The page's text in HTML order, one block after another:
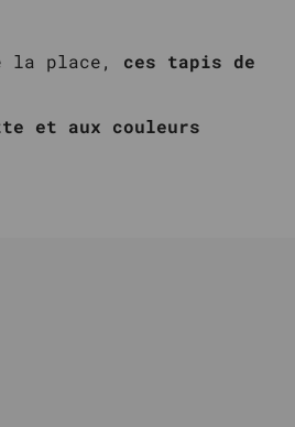
la place, ces tapis de
et aux couleurs